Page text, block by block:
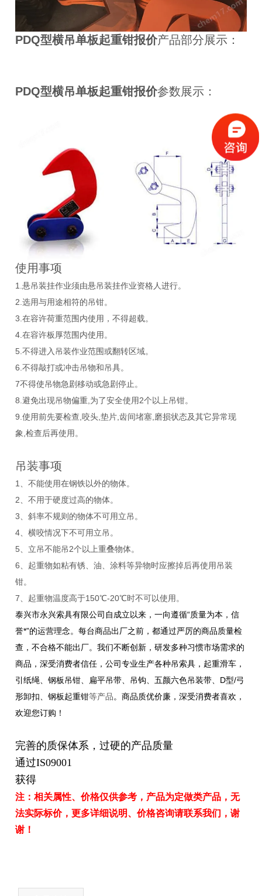
PDQ型横吊单板起重钳报价产品部分展示：
PDQ型横吊单板起重钳报价参数展示：
使用事项
1.悬吊装挂作业须由悬吊装挂作业资格人进行。
2.选用与用途相符的吊钳。
3.在容许荷重范围内使用，不得超载。
4.在容许板厚范围内使用。
5.不得进入吊装作业范围或翻转区域。
6.不得敲打或冲击吊物和吊具。
7不得使吊物急剧移动或急剧停止。
8.避免出现吊物偏重,为了安全使用2个以上吊钳。
9.使用前先要检查,咬头,垫片,齿间堵塞,磨损状态及其它异常现
象,检查后再使用。
吊装事项
1、不能使用在钢铁以外的物体。
2、不用于硬度过高的物体。
3、斜率不规则的物体不可用立吊。
4、横咬情况下不可用立吊。
5、立吊不能吊2个以上重叠物体。
6、起重物如粘有锈、油、涂料等异物时应擦掉后再使用吊装
钳。
7、起重物温度高于150℃-20℃时不可以使用。
泰兴市永兴索具有限公司自成立以来，一向遵循“质量为本，信
誉*”的运营理念。每台商品出厂之前，都通过严厉的商品质量检
查，不合格不能出厂。我们不断创新，研发多种习惯市场需求的
商品，深受消费者信任，公司专业生产各种吊索具，起重滑车，
引纸绳、钢板吊钳、扁平吊带、吊钩、五颜六色吊装带、D型/弓
形卸扣、钢板起重钳等产品。商品质优价廉，深受消费者喜欢，
欢迎您订购！
完善的质保体系，过硬的产品质量
通过IS09001
获得
注：相关属性、价格仅供参考，产品为定做类产品，无
法实际标价，更多详细说明、价格咨询请联系我们，谢
谢！